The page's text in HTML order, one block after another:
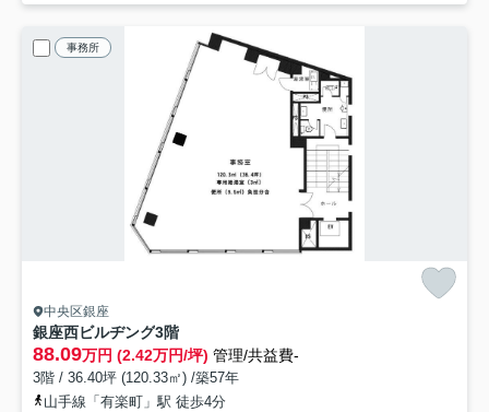
事務所
中央区銀座
銀座西ビルヂング3階
88.09万円 (2.42万円/坪) 管理/共益費-
3階 / 36.40坪 (120.33㎡) /築57年
山手線「有楽町」駅 徒歩4分